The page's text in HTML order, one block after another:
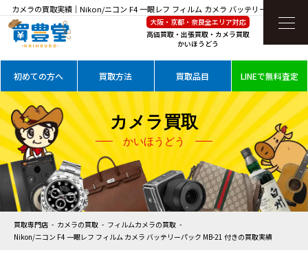
カメラの買取実績｜Nikon/ニコン F4 一眼レフ フィルム カメラ バッテリーパック MB-
21 付きを高価買取
大阪・京都・奈良全エリア対応
高価買取・出張買取・カメラ買取
かいほうどう
初めての方へ 買取方法 買取品目 LINEで無料査定
カメラ買取
かいほうどう
買取専門店 カメラの買取
フィルムカメラの買取
Nikon/ニコン F4 一眼レフ フィルム カメラ バッテリーパック MB-21 付きの買取実績